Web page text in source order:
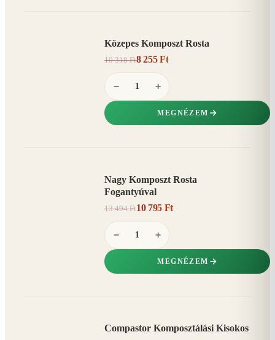
Közepes Komposzt Rosta
10 318 Ft8 255 Ft
− +
MEGNÉZEM
Nagy Komposzt Rosta
Fogantyúval
13 494 Ft10 795 Ft
− +
MEGNÉZEM
Compastor Komposztálási Kisokos